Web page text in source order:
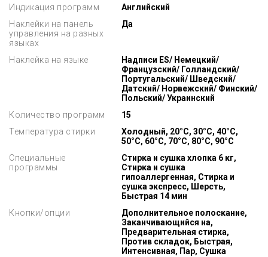
Индикация программ
Английский
Наклейки на панель
управления на разных
языках
Да
Наклейка на языке
Надписи ES/ Немецкий/
Французский/ Голландский/
Португальский/ Шведский/
Датский/ Норвежский/ Финский/
Польский/ Украинский
Количество программ
15
Температура стирки
Холодный, 20°C, 30°C, 40°C,
50°C, 60°C, 70°C, 80°C, 90°C
Специальные
программы
Стирка и сушка хлопка 6 кг,
Стирка и сушка
гипоаллергенная, Стирка и
сушка экспресс, Шерсть,
Быстрая 14 мин
Кнопки/опции
Дополнительное полоскание,
Заканчивающийся на,
Предварительная стирка,
Против складок, Быстрая,
Интенсивная, Пар, Сушка